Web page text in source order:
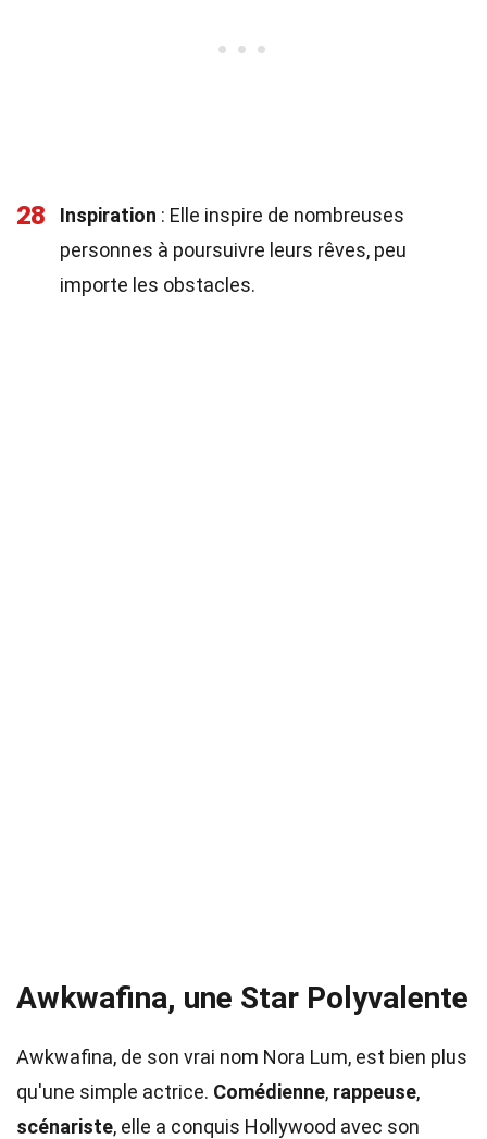
28 Inspiration : Elle inspire de nombreuses
personnes à poursuivre leurs rêves, peu
importe les obstacles.
Awkwafina, une Star Polyvalente
Awkwafina, de son vrai nom Nora Lum, est bien plus
qu'une simple actrice. Comédienne, rappeuse,
scénariste, elle a conquis Hollywood avec son